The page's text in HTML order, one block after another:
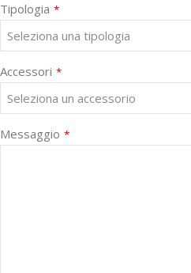
Tipologia *
Accessori *
Messaggio *